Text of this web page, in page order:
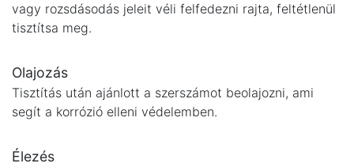
vagy rozsdásodás jeleit véli felfedezni rajta, feltétlenül
tisztítsa meg.
Olajozás
Tisztítás után ajánlott a szerszámot beolajozni, ami
segít a korrózió elleni védelemben.
Élezés